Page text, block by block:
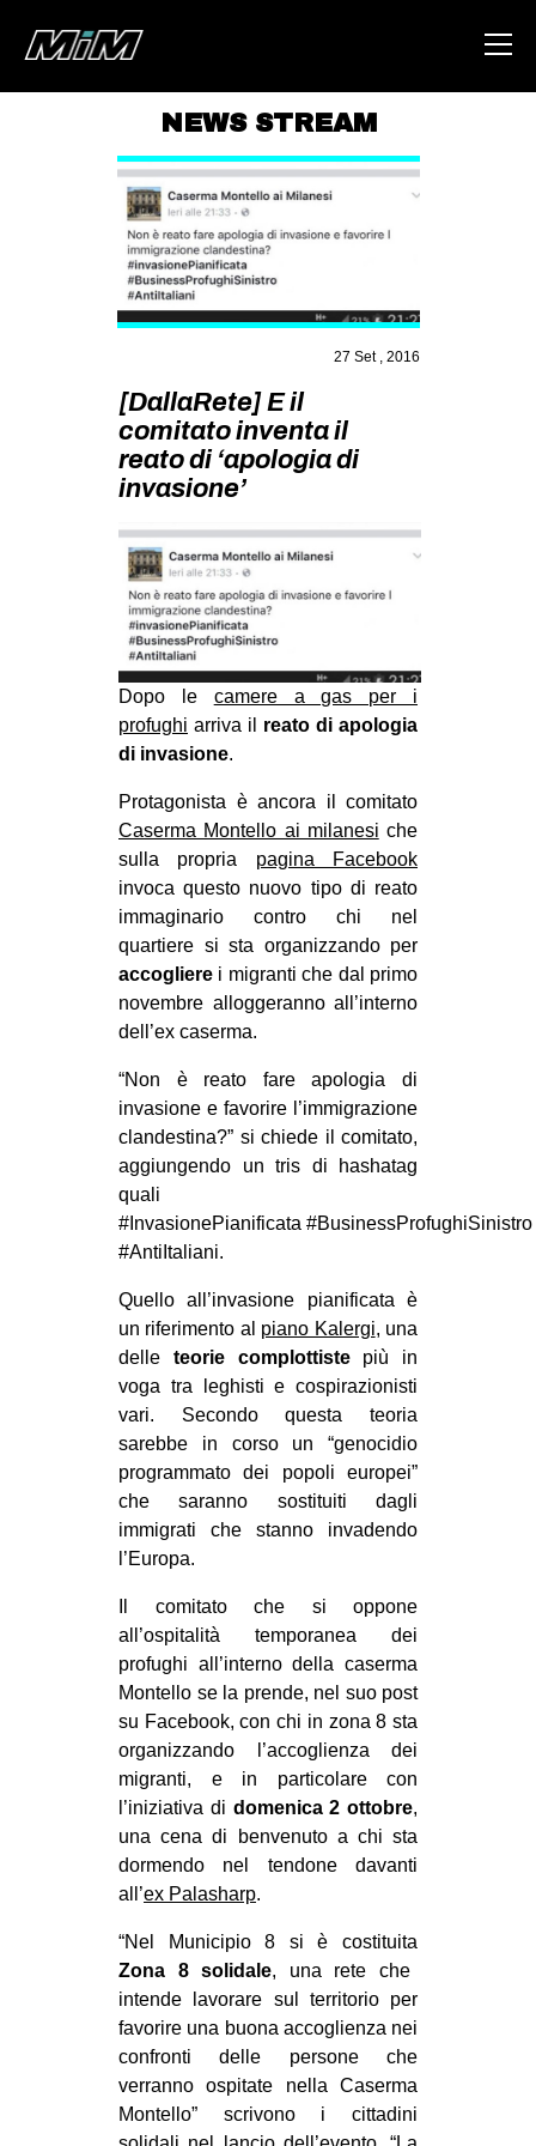
ABOUT
AREA
MSM
STUDENTI TSUNAMI
MILANO
MOBILITAZIONI
SPAZI
SPORT POPOLARE
MOVIMENTI
AMBIENTE
ANTIFASCISMO
DIRITTO ALL’ABITARE
GENERI
MIGRAZIONI
PRECARIATO
REPRESSIONE
CULTURE
ARTE
CINEMA
MANIFESTI
RECENSIONI
INTERNAZIONALE
AFRICA
AMERICHE
ESTREMO ORIENTE
EUROPA
EVENTI
in
Fb
tw
bsky
SEARCH
NEWS STREAM
27 Set , 2016
[DallaRete] E il
comitato inventa il
reato di ‘apologia di
invasione’
Dopo le camere a gas per i
profughi arriva il reato di apologia
di invasione.
Protagonista è ancora il comitato
Caserma Montello ai milanesi che
sulla propria pagina Facebook
invoca questo nuovo tipo di reato
immaginario contro chi nel
quartiere si sta organizzando per
accogliere i migranti che dal primo
novembre alloggeranno all’interno
dell’ex caserma.
“Non è reato fare apologia di
invasione e favorire l’immigrazione
clandestina?” si chiede il comitato,
aggiungendo un tris di hashatag
quali
#InvasionePianificata #BusinessProfughiSinistro
#AntiItaliani.
Quello all’invasione pianificata è
un riferimento al piano Kalergi, una
delle teorie complottistepiù in
voga tra leghisti e cospirazionisti
vari. Secondo questa teoria
sarebbe in corso un “genocidio
programmato dei popoli europei”
che saranno sostituiti dagli
immigrati che stanno invadendo
l’Europa.
Il comitato che si oppone
all’ospitalità temporanea dei
profughi all’interno della caserma
Montello se la prende, nel suo post
su Facebook, con chi in zona 8 sta
organizzando l’accoglienza dei
migranti, e in particolare con
l’iniziativa di domenica 2 ottobre,
una cena di benvenuto a chi sta
dormendo nel tendone davanti
all’ex Palasharp.
“Nel Municipio 8 si è costituita
Zona 8 solidale, una rete che
intende lavorare sul territorio per
favorire una buona accoglienza nei
confronti delle persone che
verranno ospitate nella Caserma
Montello” scrivono i cittadini